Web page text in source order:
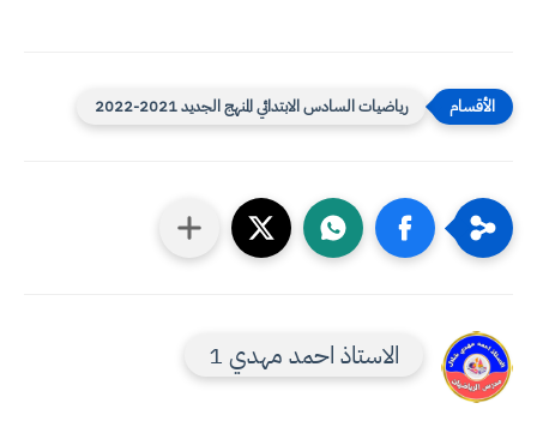
رياضيات السادس الابتدائي المنهج الجديد 2021-2022
الاستاذ احمد مهدي 1